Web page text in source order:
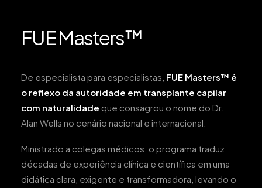
FUE Masters™
De especialista para especialistas, FUE Masters™ é
o reflexo da autoridade em transplante capilar
com naturalidade que consagrou o nome do Dr.
Alan Wells no cenário nacional e internacional.
Ministrado a colegas médicos, o programa traduz
décadas de experiência clínica e científica em uma
didática clara, exigente e transformadora, levando o